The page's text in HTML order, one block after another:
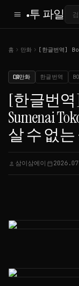
menu 투 파일
홈 chevron_right 만화 chevron_right [한글번역]
menu_book만화 한글번역
[한글번역]
Sumenai
살 수 없는
person 삼이삼에이 calendar_today